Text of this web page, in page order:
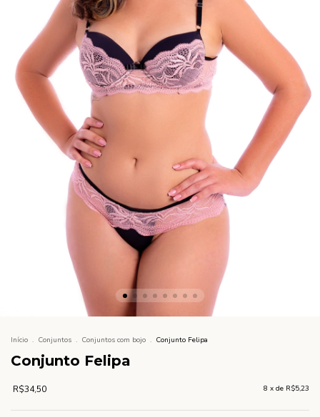
Início . Conjuntos . Conjuntos com bojo . Conjunto Felipa
Conjunto Felipa
R$34,50 8 x de R$5,23